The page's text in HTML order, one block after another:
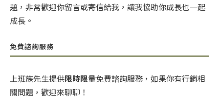
題，非常歡迎你留言或寄信給我，讓我協助你成長也一起
成長。
免費諮詢服務
上班族先生提供限時限量免費諮詢服務，如果你有行銷相
關問題，歡迎來聊聊！